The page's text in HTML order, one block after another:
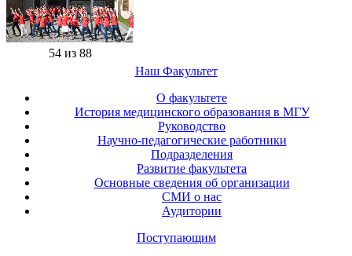
54 из 88
Наш Факультет
О факультете
История медицинского образования в МГУ
Руководство
Научно-педагогические работники
Подразделения
Развитие факультета
Основные сведения об организации
СМИ о нас
Аудитории
Поступающим